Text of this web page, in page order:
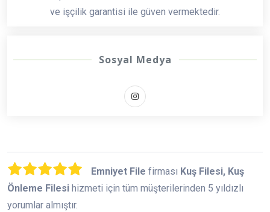
ve işçilik garantisi ile güven vermektedir.
Sosyal Medya
Emniyet File firması Kuş Filesi, Kuş
Önleme Filesi hizmeti için tüm müşterilerinden 5 yıldızlı
yorumlar almıştır.